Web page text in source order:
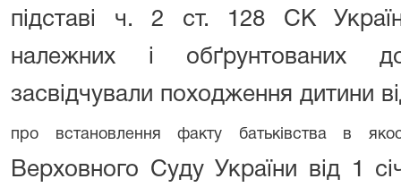
підставі ч. 2 ст. 128 СК
належних і обґрунтованих
засвідчували походження дитини
про встановлення факту батьківства в
Верховного Суду України від 1